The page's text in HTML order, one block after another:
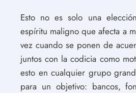
Esto no es solo una
espíritu maligno que afecta a
vez cuando se ponen de
juntos con la codicia como
esto en cualquier grupo
para un objetivo: bancos,